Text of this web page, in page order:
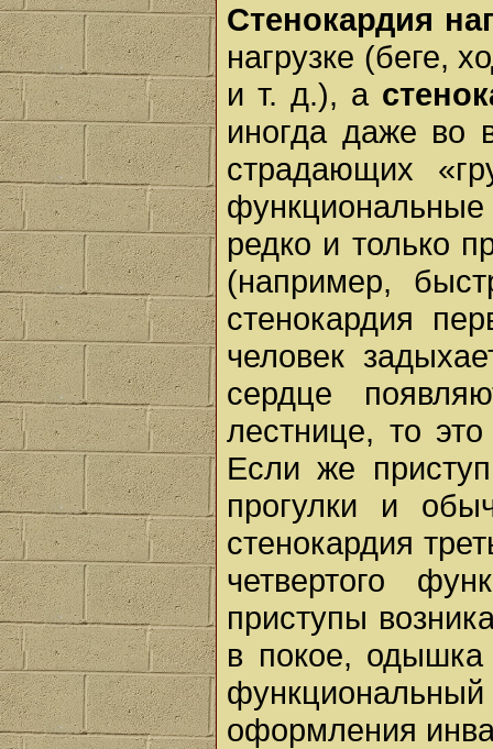
Стенокардия
нагрузке (беге,
и т. д.), а
иногда даже во
страдающих
редко и только
(например,
стенокардия
человек
сердце
лестнице, то
Если же
прогулки и
стенокардия
четвертого
приступы
в покое, одышка
функциональный
оформления